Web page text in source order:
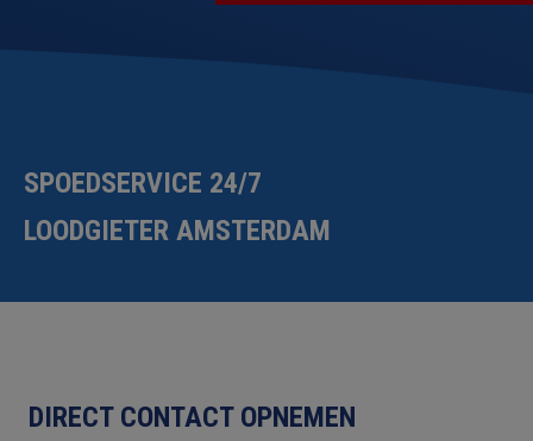
SPOEDSERVICE 24/7
LOODGIETER AMSTERDAM
DIRECT CONTACT OPNEMEN